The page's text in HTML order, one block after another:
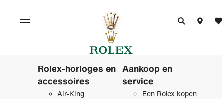
Rolex-horloges en
accessoires
Air-King
Aankoop en
service
Een Rolex kopen